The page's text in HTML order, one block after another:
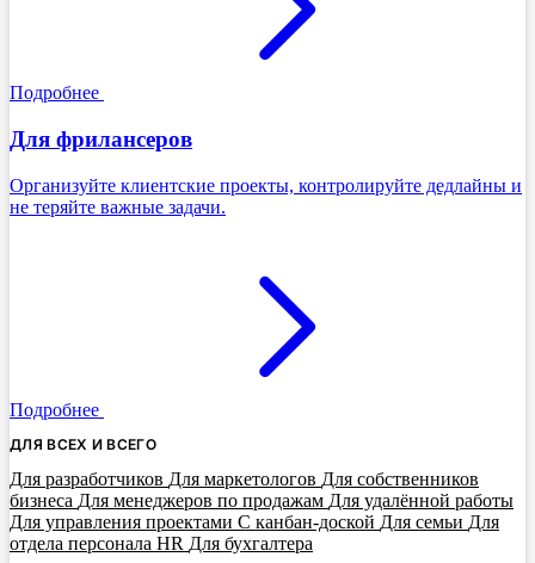
Подробнее
Для фрилансеров
Организуйте клиентские проекты, контролируйте дедлайны и
не теряйте важные задачи.
Подробнее
ДЛЯ ВСЕХ И ВСЕГО
Для разработчиков Для маркетологов Для собственников
бизнеса Для менеджеров по продажам Для удалённой работы
Для управления проектами С канбан-доской Для семьи Для
отдела персонала HR Для бухгалтера